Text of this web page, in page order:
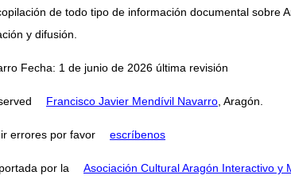
de todo tipo de información documental
y difusión.
Fecha: 1 de junio de 2026 última revisión
Francisco Javier Mendívil Navarro , Aragón.
errores por favor escríbenos
por la Asociación Cultural Aragón Interactivo y